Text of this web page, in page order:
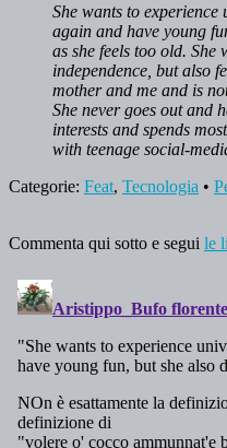
She wants to
again and have young
as she feels too old. She
independence, but also
mother and me and is
She never goes out and
interests and spends
with teenage social-
Categorie: Feat, Tecnologia •
Commenta qui sotto e segui le